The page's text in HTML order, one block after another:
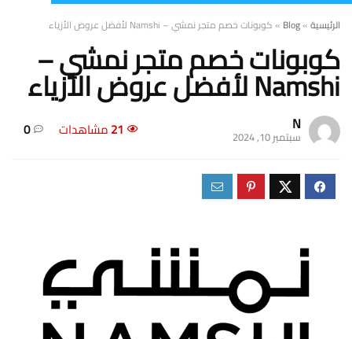
الرئيسية»
Blog
»كوبونات خصم متجر نمشي – Namshi لأفضل عروض الأزياء
كوبونات خصم متجر نمشي –
Namshi لأفضل عروض الأزياء
N
سبتمبر 10, 2024 21مشاهدات 0